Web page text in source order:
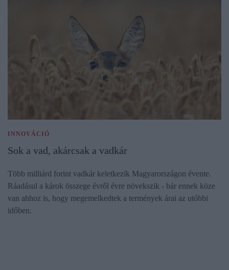
INNOVÁCIÓ
Sok a vad, akárcsak a vadkár
Több milliárd forint vadkár keletkezik Magyarországon évente.
Ráadásul a károk összege évről évre növekszik - bár ennek köze
van ahhoz is, hogy megemelkedtek a termények árai az utóbbi
időben.